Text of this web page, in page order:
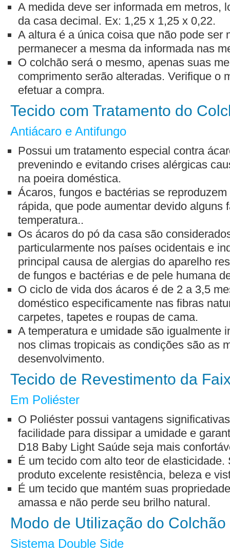
A medida deve ser informada em metros,
da casa decimal. Ex: 1,25 x 1,25 x 0,22.
A altura é a única coisa que não pode ser
permanecer a mesma da informada nas
O colchão será o mesmo, apenas suas
comprimento serão alteradas. Verifique o
efetuar a compra.
Tecido com Tratamento do
Antiácaro e Antifungo
Possui um tratamento especial contra
prevenindo e evitando crises alérgicas
na poeira doméstica.
Ácaros, fungos e bactérias se
rápida, que pode aumentar devido alguns
temperatura..
Os ácaros do pó da casa são
particularmente nos países ocidentais e
principal causa de alergias do aparelho
de fungos e bactérias e de pele humana
O ciclo de vida dos ácaros é de 2 a 3,5
doméstico especificamente nas fibras
carpetes, tapetes e roupas de cama.
A temperatura e umidade são igualmente
nos climas tropicais as condições são as
desenvolvimento.
Tecido de Revestimento da
Em Poliéster
O Poliéster possui vantagens
facilidade para dissipar a umidade e
D18 Baby Light Saúde seja mais
É um tecido com alto teor de
produto excelente resistência, beleza e
É um tecido que mantém suas
amassa e não perde seu brilho natural.
Modo de Utilização do Colchão
Sistema Double Side